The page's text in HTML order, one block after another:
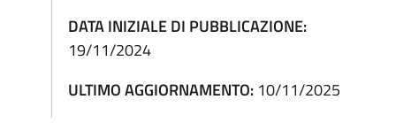
DATA INIZIALE DI PUBBLICAZIONE:
19/11/2024
ULTIMO AGGIORNAMENTO: 10/11/2025